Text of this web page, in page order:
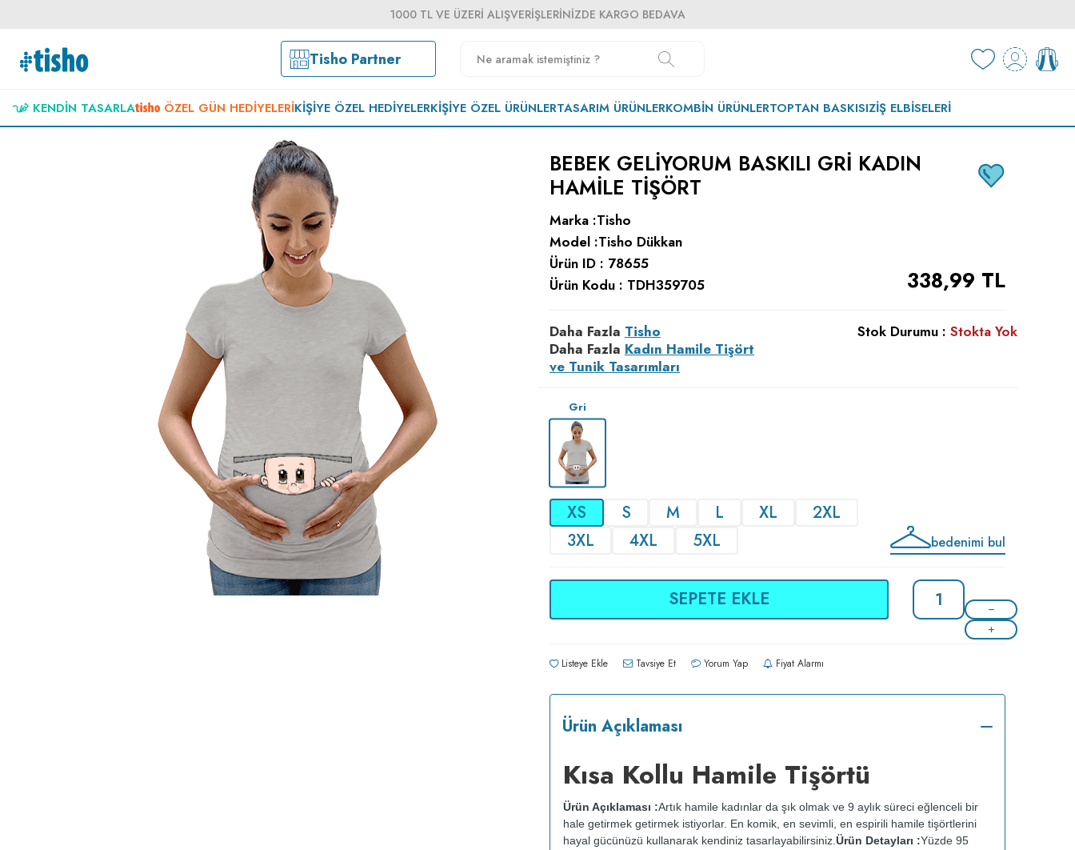
1000 TL VE ÜZERI ALIŞVERIŞLERINIZDE KARGO BEDAVA
Tisho Partner
KENDIN TASARLA ÖZEL GÜN HEDIYELERIKIŞIYE ÖZEL HEDIYELERKIŞIYE ÖZEL ÜRÜNLERTASARIM ÜRÜNLERKOMBIN ÜRÜNLERTOPTAN BASKISIZİŞ ELBISELERI
BEBEK GELIYORUM BASKILI GRI KADIN
HAMILE TIŞÖRT
Marka :Tisho
Model :Tisho Dükkan
Ürün ID : 78655
Ürün Kodu : TDH359705 338,99 TL
Daha Fazla Tisho
Daha Fazla Kadın Hamile Tişört
ve Tunik Tasarımları
Stok Durumu : Stokta Yok
Gri
XS S M L XL
2XL
3XL
4XL 5XL bedenimi bul
SEPETE EKLE
Listeye Ekle Tavsiye Et Yorum Yap Fiyat Alarmı
Ürün Açıklaması
Kısa Kollu Hamile Tişörtü
Ürün Açıklaması :Artık hamile kadınlar da şık olmak ve 9 aylık süreci eğlenceli bir
hale getirmek getirmek istiyorlar. En komik, en sevimli, en espirili hamile tişörtlerini
hayal gücünüzü kullanarak kendiniz tasarlayabilirsiniz. Ürün Detayları :Yüzde 95